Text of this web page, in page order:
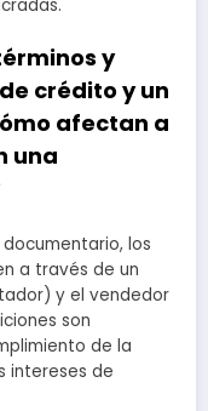
y
crédito y un
afectan a
una
los
a través de un
y el vendedor
son
de la
intereses de